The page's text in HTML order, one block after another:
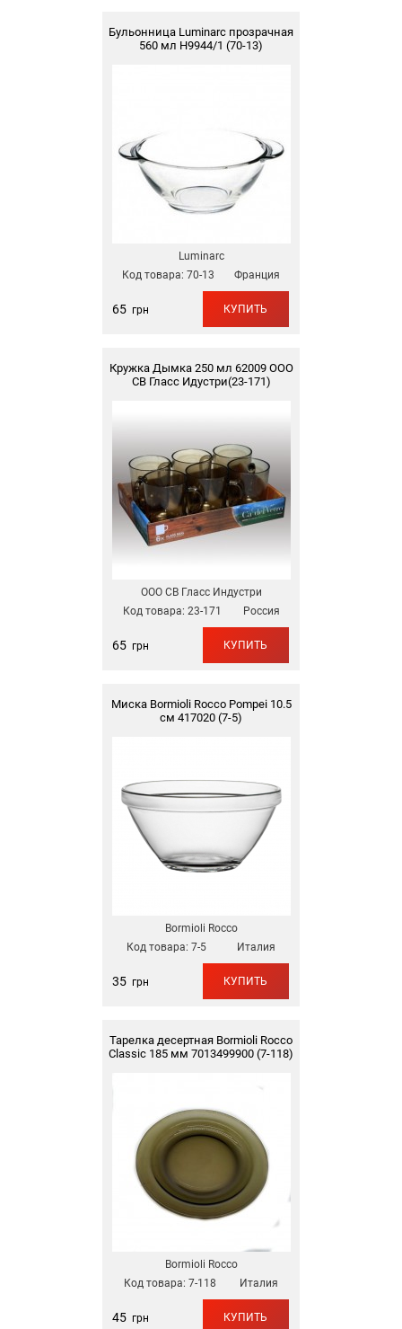
Бульонница Luminarc прозрачная
560 мл Н9944/1 (70-13)
Luminarc
Код товара: 70-13 Франция
65грн КУПИТЬ
Кружка Дымка 250 мл 62009 ООО
СВ Гласс Идустри(23-171)
ООО СВ Гласс Индустри
Код товара: 23-171 Россия
65грн КУПИТЬ
Миска Bormioli Rocco Pompei 10.5
см 417020 (7-5)
Bormioli Rocco
Код товара: 7-5 Италия
35грн КУПИТЬ
Тарелка десертная Bormioli Rocco
Classic 185 мм 7013499900 (7-118)
Bormioli Rocco
Код товара: 7-118 Италия
45грн КУПИТЬ